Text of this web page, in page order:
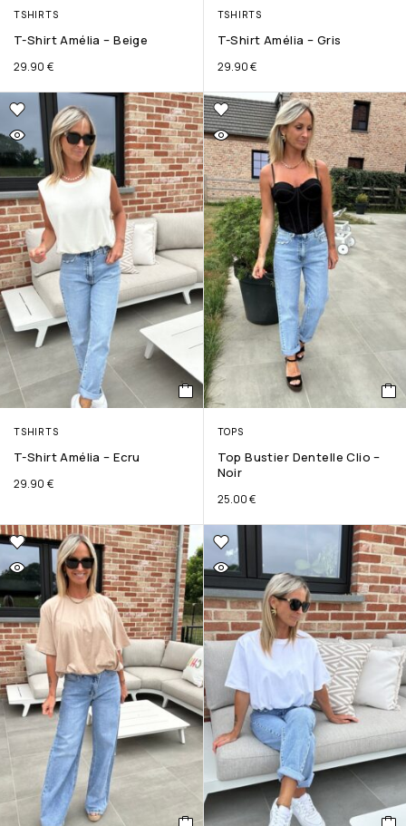
TSHIRTS
T-Shirt Amélia – Beige
29.90 €
TSHIRTS
T-Shirt Amélia – Gris
29.90€
TSHIRTS
T-Shirt Amélia – Ecru
29.90 €
TOPS
Top Bustier Dentelle Clio –
Noir
25.00€